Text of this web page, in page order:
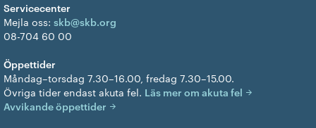
Servicecenter
Mejla oss: skb@skb.org
08-704 60 00
Öppettider
Måndag–torsdag 7.30–16.00, fredag 7.30–15.00.
Övriga tider endast akuta fel. Läs mer om akuta fel
Avvikande öppettider